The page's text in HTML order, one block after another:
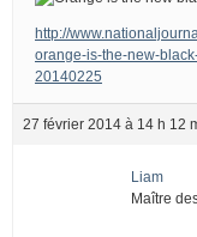
http://
orange-is-the-new-
20140225
27 février 2014 à 14 h 12
Liam
Maître